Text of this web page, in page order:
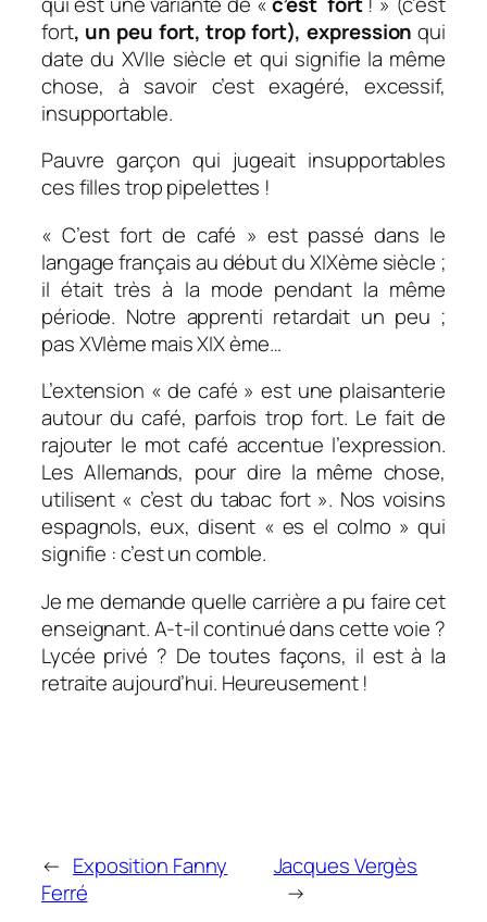
fort, un peu fort, trop fort), expressionqui
date du XVIIe siècle et qui signifie la même
chose, à savoir c’est exagéré, excessif,
insupportable.
Pauvre garçon qui jugeait insupportables
ces filles trop pipelettes !
« C’est fort de café » est passé dans le
langage français au début du XIXème siècle ;
il était très à la mode pendant la même
période. Notre apprenti retardait un peu ;
pas XVIème mais XIX ème…
L’extension « de café » est une plaisanterie
autour du café, parfois trop fort. Le fait de
rajouter le mot café accentue l’expression.
Les Allemands, pour dire la même chose,
utilisent « c’est du tabac fort ». Nos voisins
espagnols, eux, disent « es el colmo » qui
signifie : c’est un comble.
Je me demande quelle carrière a pu faire cet
enseignant. A-t-il continué dans cette voie ?
Lycée privé ? De toutes façons, il est à la
retraite aujourd’hui. Heureusement !
← Exposition Fanny
Ferré
Jacques Vergès
→